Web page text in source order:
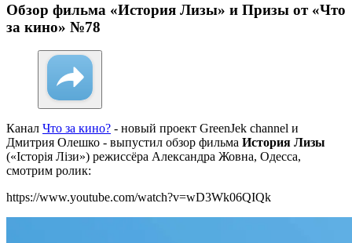
Обзор фильма «История Лизы» и Призы от «Что
за кино» №78
Канал Что за кино? - новый проект GreenJek channel и
Дмитрия Олешко - выпустил обзор фильма История Лизы
(«Історія Лізи») режиссёра Александра Жовна, Одесса,
смотрим ролик:
https://www.youtube.com/watch?v=wD3Wk06QIQk